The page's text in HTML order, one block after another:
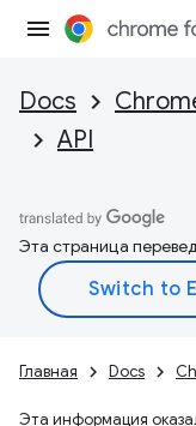
Docs
API
Эта страница
Главная Docs
Эта информация